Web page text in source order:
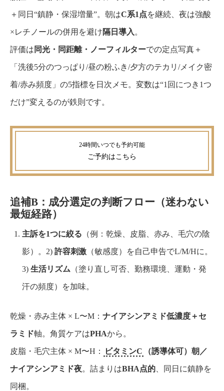
＋同日“鎮静・保湿増量”。朝はC系1点を継続、夜は強酸
×レチノールの併用を避け隔日導入 。
評価は 同光・同距離・ノーフィルターでの定点写真＋
「洗後5分のつっぱり/昼の粉ふき/夕方のテカリ/メイク密
着/赤み頻度」の5指標を日次メモ。変数は“1回につき1つ
だけ”変えるのが鉄則です。
ご予約はこちら
追補B：成分選定の判断フロー（迷わない
最短経路）
主訴を1つに絞る （例：乾燥、皮脂、赤み、毛穴の陰
影）。2) 許容刺激 （敏感度）を自己申告でL/M/Hに。
3) 生活リズム （塗り直し可否、勤務環境、運動・発
汗の頻度）を加味。
乾燥・赤み主体 × L〜M： ナイアシンアミド低濃度＋セ
ラミド軸。角質ケアはPHAから。
皮脂・毛穴主体 × M〜H： ビタミンC （誘導体可）朝／
ナイアシンアミド夜。詰まりはBHA点的 、同日に鎮静を
同梱。